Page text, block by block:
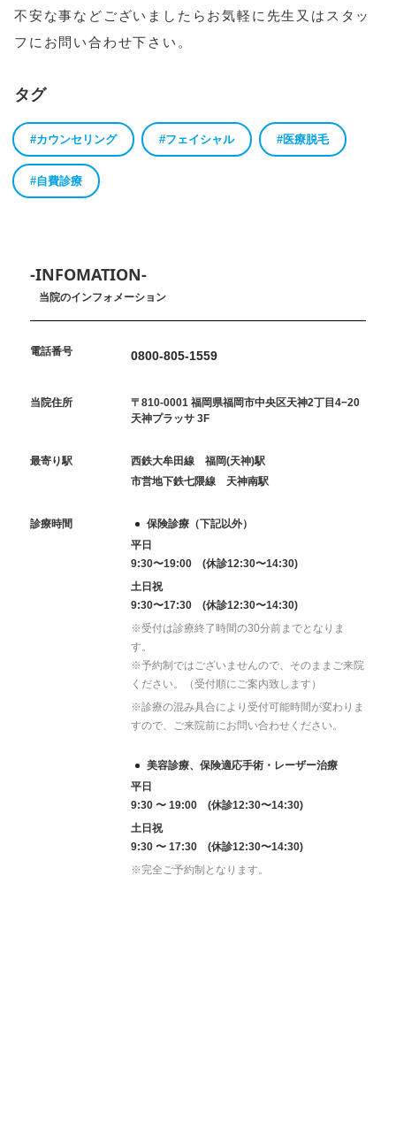
不安な事などございましたらお気軽に先生又はスタッ
フにお問い合わせ下さい。
タグ
#カウンセリング #フェイシャル #医療脱毛
#自費診療
-INFOMATION-
当院のインフォメーション
電話番号 0800-805-1559
当院住所
〒810-0001 福岡県福岡市中央区天神2丁目4−20
天神プラッサ 3F
最寄り駅
西鉄大牟田線 福岡(天神)駅
市営地下鉄七隈線 天神南駅
診療時間
保険診療（下記以外）
平日
9:30〜19:00 (休診12:30〜14:30)
土日祝
9:30〜17:30 (休診12:30〜14:30)
※受付は診療終了時間の30分前までとなりま
す。
※予約制ではございませんので、そのままご来院
ください。（受付順にご案内致します）
※診療の混み具合により受付可能時間が変わりま
すので、ご来院前にお問い合わせください。
美容診療、保険適応手術・レーザー治療
平日
9:30 〜 19:00 (休診12:30〜14:30)
土日祝
9:30 〜 17:30 (休診12:30〜14:30)
※完全ご予約制となります。